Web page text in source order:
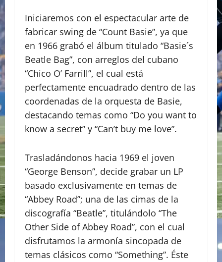
Iniciaremos con el espectacular arte de
fabricar swing de “Count Basie”, ya que
en 1966 grabó el álbum titulado “Basie´s
Beatle Bag”, con arreglos del cubano
“Chico O’ Farrill”, el cual está
perfectamente encuadrado dentro de las
coordenadas de la orquesta de Basie,
destacando temas como “Do you want to
know a secret” y “Can’t buy me love”.
Trasladándonos hacia 1969 el joven
“George Benson”, decide grabar un LP
basado exclusivamente en temas de
“Abbey Road”; una de las cimas de la
discografía “Beatle”, titulándolo “The
Other Side of Abbey Road”, con el cual
disfrutamos la armonía sincopada de
temas clásicos como “Something”. Éste